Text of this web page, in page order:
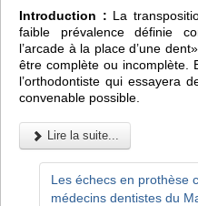
Introduction : La
faible prévalence définie
l’arcade à la place d’une
être complète ou incomplète.
l’orthodontiste qui essayera
convenable possible.
Lire la suite...
Les échecs en prothèse
médecins dentistes du